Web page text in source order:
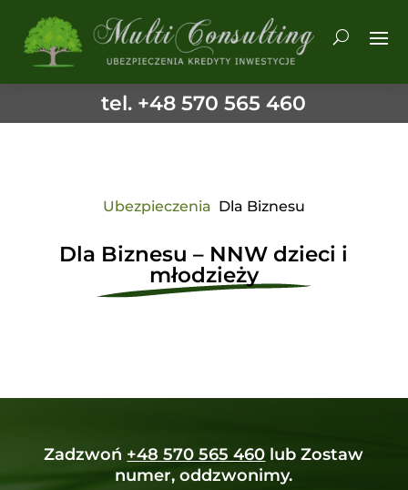
tel. +48 570 565 460
Ubezpieczenia Dla Biznesu
Dla Biznesu – NNW dzieci i
młodzieży
Zadzwoń +48 570 565 460 lub Zostaw
numer, oddzwonimy.